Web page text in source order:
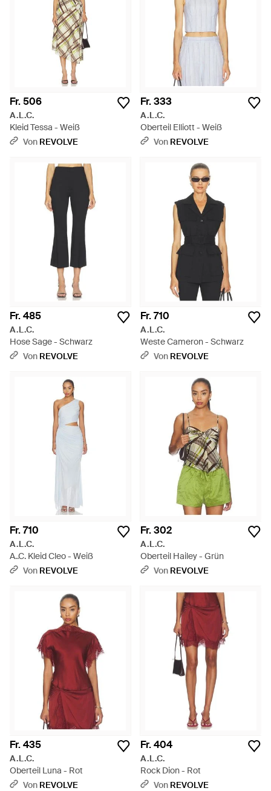
Fr. 506
A.L.C.
Kleid Tessa - Weiß
Von REVOLVE
Fr. 333
A.L.C.
Oberteil Elliott - Weiß
Von REVOLVE
Fr. 485
A.L.C.
Hose Sage - Schwarz
Von REVOLVE
Fr. 710
A.L.C.
Weste Cameron - Schwarz
Von REVOLVE
Fr. 710
A.L.C.
A..C. Kleid Cleo - Weiß
Von REVOLVE
Fr. 302
A.L.C.
Oberteil Hailey - Grün
Von REVOLVE
Fr. 435
A.L.C.
Oberteil Luna - Rot
Von REVOLVE
Fr. 404
A.L.C.
Rock Dion - Rot
Von REVOLVE